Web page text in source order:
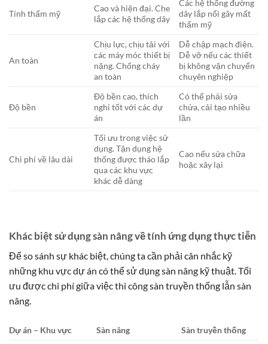
Tính thẩm mỹ
Cao và hiện đại. Che
lắp các hệ thống dây
Các hệ thống đường
dây lắp nổi gây mất
thẩm mỹ
An toàn
Chịu lực, chịu tải với
các máy móc thiết bị
nặng. Chống cháy
an toàn
Dễ chập mạch điện.
Dễ vỡ nếu các thiết
bị không vận chuyển
chuyên nghiệp
Độ bền
Độ bền cao, thích
nghi tốt với các dự
án
Có thể phải sửa
chửa, cải tạo nhiều
lần
Chi phí về lâu dài
Tối ưu trong việc sử
dụng. Tận dụng hệ
thống được tháo lắp
qua các khu vực
khác dễ dàng
Cao nếu sửa chữa
hoặc xây lại
Khác biệt sử dụng sàn nâng về tính ứng dụng thực tiễn
Để so sánh sự khác biệt, chúng ta cần phải cân nhắc kỹ
những khu vực dự án có thể sử dụng sàn nâng kỹ thuật. Tối
ưu được chi phí giữa việc thi công sàn truyền thống lẫn sàn
nâng.
Dự án – Khu vực Sàn nâng Sàn truyền thống